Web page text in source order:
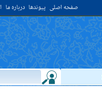
صفحه اصلی پیوندها درباره ما
حدیث:امام علي